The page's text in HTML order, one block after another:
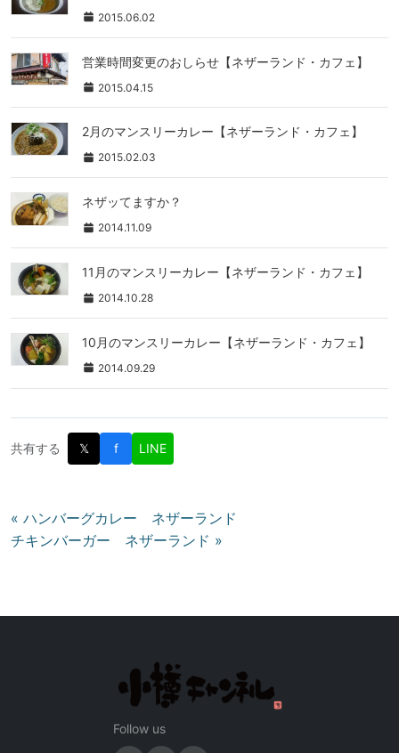
2015.06.02
営業時間変更のおしらせ【ネザーランド・カフェ】
2015.04.15
2月のマンスリーカレー【ネザーランド・カフェ】
2015.02.03
ネザッてますか？
2014.11.09
11月のマンスリーカレー【ネザーランド・カフェ】
2014.10.28
10月のマンスリーカレー【ネザーランド・カフェ】
2014.09.29
共有する 𝕏 f LINE
投
稿
« ハンバーグカレー ネザーランド
チキンバーガー ネザーランド »
Follow us